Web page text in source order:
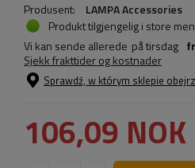
Produsent:
LAMPA Accessories
Produkt tilgjengelig i store
Vi kan sende allerede på tirsdag
Sjekk frakttider og kostnader
Sprawdź, w którym sklepie
106,09 NOK